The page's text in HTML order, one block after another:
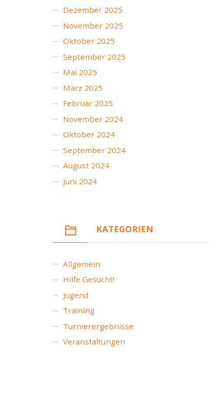
Dezember 2025
November 2025
Oktober 2025
September 2025
Mai 2025
März 2025
Februar 2025
November 2024
Oktober 2024
September 2024
August 2024
Juni 2024
KATEGORIEN
Allgemein
Hilfe Gesucht!
Jugend
Training
Turnierergebnisse
Veranstaltungen